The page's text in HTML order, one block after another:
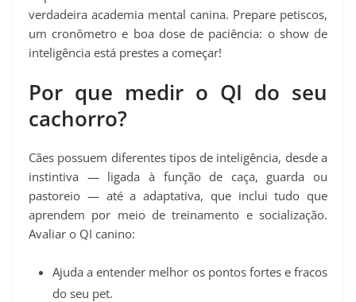
verdadeira academia mental canina. Prepare petiscos,
um cronômetro e boa dose de paciência: o show de
inteligência está prestes a começar!
Por que medir o QI do seu
cachorro?
Cães possuem diferentes tipos de inteligência, desde a
instintiva — ligada à função de caça, guarda ou
pastoreio — até a adaptativa, que inclui tudo que
aprendem por meio de treinamento e socialização.
Avaliar o QI canino:
Ajuda a entender melhor os pontos fortes e fracos
do seu pet.